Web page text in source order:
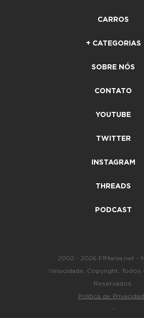
CARROS
+ CATEGORIAS
SOBRE NÓS
CONTATO
YOUTUBE
TWITTER
INSTAGRAM
THREADS
PODCAST
2002 - 2026 F1Mania.net -
Velocidade. Copyright. Todos
Reservados.
Política de
-